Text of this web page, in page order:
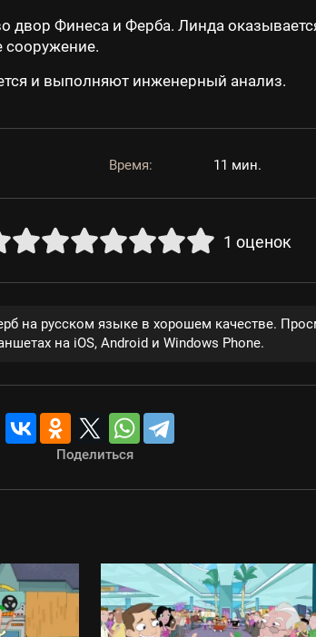
двор Финеса и Ферба. Линда
сооружение.
и выполняют инженерный анализ.
Время: 11 мин.
1 оценок
на русском языке в хорошем качестве.
на iOS, Android и Windows Phone.
Поделиться